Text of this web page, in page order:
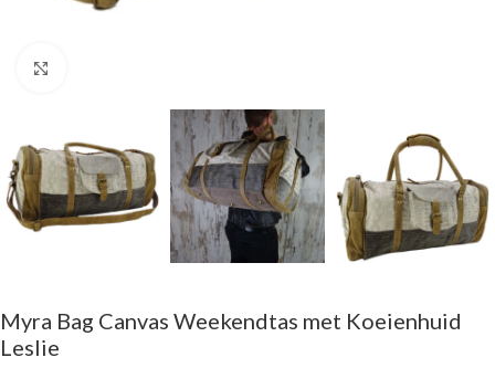
Myra Bag Canvas Weekendtas met Koeienhuid
Leslie